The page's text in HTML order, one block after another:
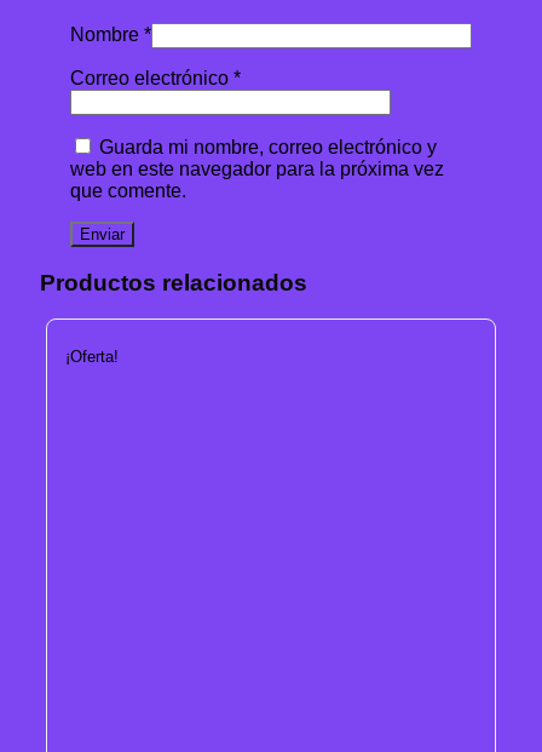
Nombre *
Correo electrónico *
Guarda mi nombre, correo electrónico y
web en este navegador para la próxima vez
que comente.
Productos relacionados
¡Oferta!